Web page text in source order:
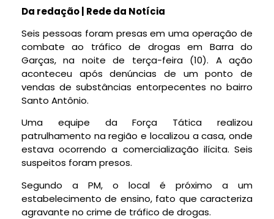
Da redação | Rede da Notícia
Seis pessoas foram presas em uma operação de
combate ao tráfico de drogas em Barra do
Garças, na noite de terça-feira (10). A ação
aconteceu após denúncias de um ponto de
vendas de substâncias entorpecentes no bairro
Santo Antônio.
Uma equipe da Força Tática realizou
patrulhamento na região e localizou a casa, onde
estava ocorrendo a comercialização ilícita. Seis
suspeitos foram presos.
Segundo a PM, o local é próximo a um
estabelecimento de ensino, fato que caracteriza
agravante no crime de tráfico de drogas.